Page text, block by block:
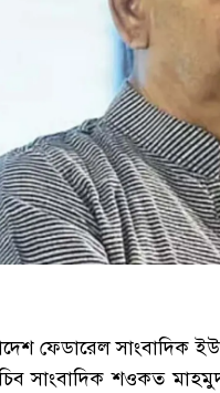
ফেডারেল
সাংবাদিক শওকত